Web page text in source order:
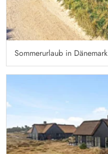
Sommerurlaub in Dänemark